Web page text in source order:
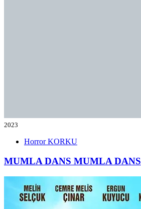
2023
HorrorKORKU
MUMLA DANS MUMLA DANS